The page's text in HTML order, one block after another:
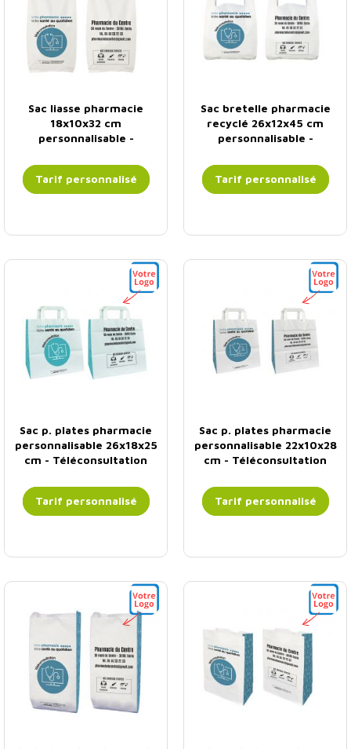
Sac liasse pharmacie
18x10x32 cm
personnalisable -
Tarif personnalisé
Sac bretelle pharmacie
recyclé 26x12x45 cm
personnalisable -
Tarif personnalisé
Sac p. plates pharmacie
personnalisable 26x18x25
cm - Téléconsultation
Tarif personnalisé
Sac p. plates pharmacie
personnalisable 22x10x28
cm - Téléconsultation
Tarif personnalisé